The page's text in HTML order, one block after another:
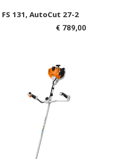
Toevoegen aan
winkelwagen
FS 131, AutoCut 27-2
€ 789,00